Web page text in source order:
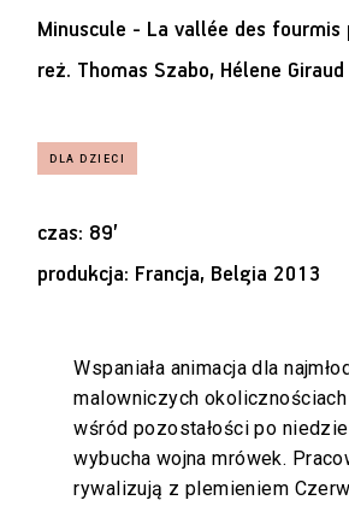
Minuscule - La vallée des fourmis
reż. Thomas Szabo, Hélene Giraud
czas: 89’
produkcja: Francja, Belgia 2013
Wspaniała animacja dla
malowniczych
wśród pozostałości po
wybucha wojna mrówek.
rywalizują z plemieniem